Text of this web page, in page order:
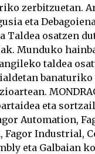
zerbitzuetan.
eta
Taldea osatzen
Munduko
taldea
eta
Automation,
, Fagor Industrial,
eta Galbaian